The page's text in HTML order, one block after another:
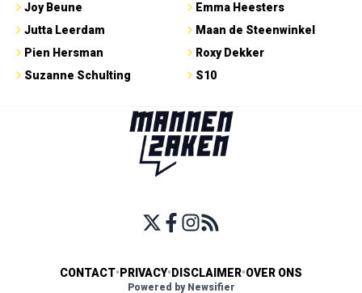
Joy Beune
Jutta Leerdam
Pien Hersman
Suzanne Schulting
Emma Heesters
Maan de Steenwinkel
Roxy Dekker
S10
CONTACT• PRIVACY• DISCLAIMER•OVER ONS
Powered by Newsifier